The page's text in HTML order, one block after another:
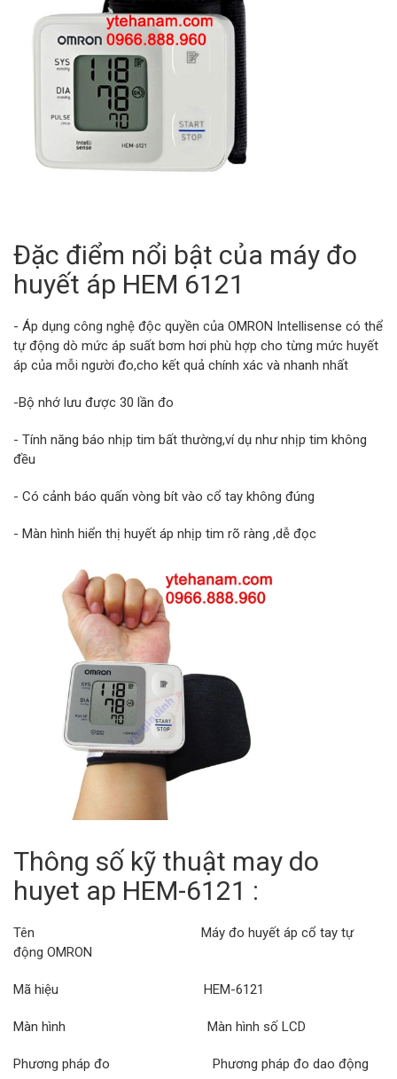
Đặc điểm nổi bật của máy đo
huyết áp HEM 6121
- Áp dụng công nghệ độc quyền của OMRON Intellisense có thể
tự động dò mức áp suất bơm hơi phù hợp cho từng mức huyết
áp của mỗi người đo,cho kết quả chính xác và nhanh nhất
-Bộ nhớ lưu được 30 lần đo
- Tính năng báo nhịp tim bất thường,ví dụ như nhịp tim không
đều
- Có cảnh báo quấn vòng bít vào cổ tay không đúng
- Màn hình hiển thị huyết áp nhịp tim rõ ràng ,dễ đọc
Thông số kỹ thuật may do
huyet ap HEM-6121 :
Tên Máy đo huyết áp cổ tay tự
động OMRON
Mã hiệu HEM-6121
Màn hình Màn hình số LCD
Phương pháp đo Phương pháp đo dao động